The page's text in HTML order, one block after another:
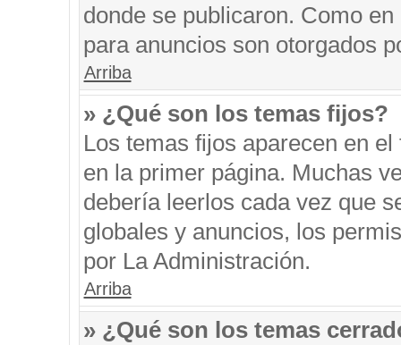
donde se publicaron. Como
para anuncios son otorgados
Arriba
» ¿Qué son los temas fijos?
Los temas fijos aparecen en
en la primer página. Muchas
debería leerlos cada vez que
globales y anuncios, los
por La Administración.
Arriba
» ¿Qué son los temas